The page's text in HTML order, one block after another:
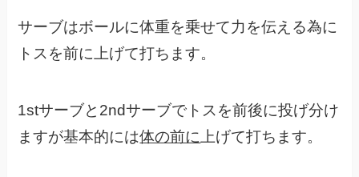
サーブはボールに体重を乗せて力を伝える為に
トスを前に上げて打ちます。
1stサーブと2ndサーブでトスを前後に投げ分け
ますが基本的には体の前に 上げて打ちます。